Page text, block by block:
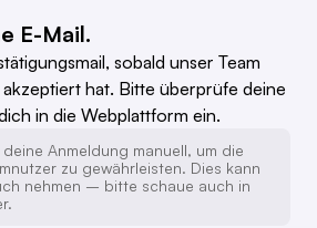
E-Mail.
sobald unser Team
hat. Bitte überprüfe deine
in die Webplattform ein.
Anmeldung manuell, um die
zu gewährleisten. Dies kann
nehmen – bitte schaue auch in